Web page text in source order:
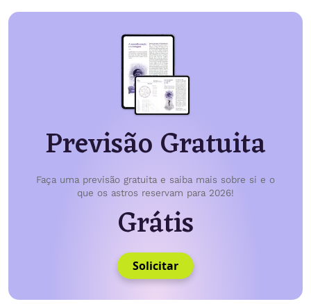
Previsão Gratuita
Faça uma previsão gratuita e saiba mais sobre si e o
que os astros reservam para 2026!
Grátis
Solicitar